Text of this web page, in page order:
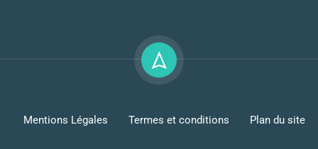
Mentions Légales Termes et conditions Plan du site